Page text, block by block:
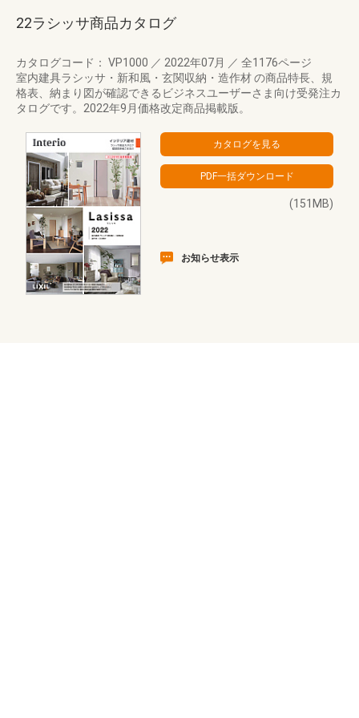
22ラシッサ商品カタログ
カタログコード： VP1000 ／ 2022年07月 ／ 全1176ページ
室内建具ラシッサ・新和風・玄関収納・造作材 の商品特長、規
格表、納まり図が確認できるビジネスユーザーさま向け受発注カ
タログです。2022年9月価格改定商品掲載版。
(151MB)
お知らせ表示